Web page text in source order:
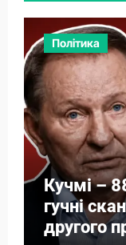
Політика
Кучмі –
гучні
другого